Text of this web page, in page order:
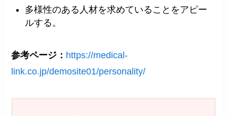
多様性のある人材を求めていることをアピー
ルする。
参考ページ： https://medical-
link.co.jp/demosite01/personality/